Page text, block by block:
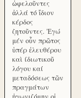
ὠφελοῦντες
ἀλλά τό ἴδιον
κέρδος
ζητοῦντες. Ἐγώ
μέν οὖν πρῶτος
ὑπέρ ἐλευθέρου
καὶ ίδιωτικοῦ
λόγου καί
μεταδόσεως τῶν
πραγμάτων